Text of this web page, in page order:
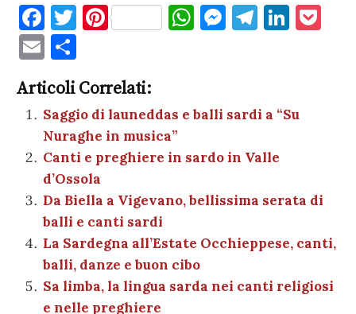
F
a
c
e
b
o
o
k
T
te
r
Pi
es
t
W
A
p
M
g
er
T
a
m
Li
dI
E
m
ai
l
n
di
vi
di
Articoli Correlati:
Saggio di launeddas e balli sardi a “Su
Nuraghe in musica”
Canti e preghiere in sardo in Valle
d’Ossola
Da Biella a Vigevano, bellissima serata di
balli e canti sardi
La Sardegna all’Estate Occhieppese, canti,
balli, danze e buon cibo
Sa limba, la lingua sarda nei canti religiosi
e nelle preghiere